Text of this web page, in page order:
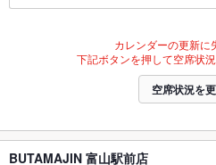
カレンダーの更新に
下記ボタンを押して空席状
空席状況を
BUTAMAJIN 富山駅前店